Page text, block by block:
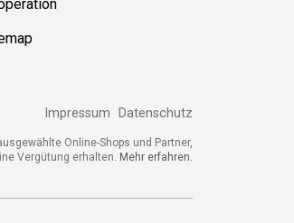
Impressum Datenschutz
Online-Shops und Partner,
Vergütung erhalten. Mehr erfahren.